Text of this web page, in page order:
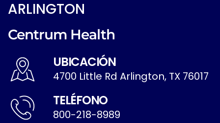
ARLINGTON
Centrum Health
UBICACIÓN
4700 Little Rd Arlington, TX 76017
TELÉFONO
800-218-8989